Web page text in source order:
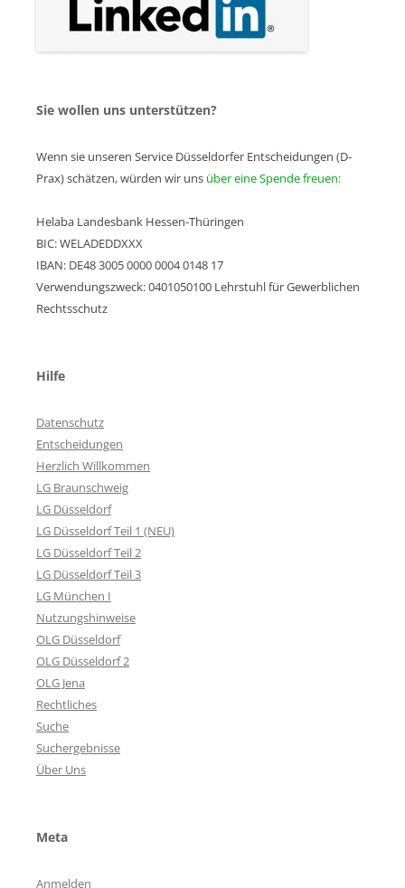
Sie wollen uns unterstützen?
Wenn sie unseren Service Düsseldorfer Entscheidungen (D-
Prax) schätzen, würden wir uns über eine Spende freuen:
Helaba Landesbank Hessen-Thüringen
BIC: WELADEDDXXX
IBAN: DE48 3005 0000 0004 0148 17
Verwendungszweck: 0401050100 Lehrstuhl für Gewerblichen
Rechtsschutz
Hilfe
Datenschutz
Entscheidungen
Herzlich Willkommen
LG Braunschweig
LG Düsseldorf
LG Düsseldorf Teil 1 (NEU)
LG Düsseldorf Teil 2
LG Düsseldorf Teil 3
LG München I
Nutzungshinweise
OLG Düsseldorf
OLG Düsseldorf 2
OLG Jena
Rechtliches
Suche
Suchergebnisse
Über Uns
Meta
Anmelden